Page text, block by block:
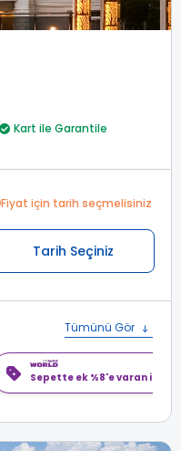
Kart ile Garantile
Fiyat için tarih seçmelisiniz
Tarih Seçiniz
Tümünü Gör
Sepette ek %8'e varan